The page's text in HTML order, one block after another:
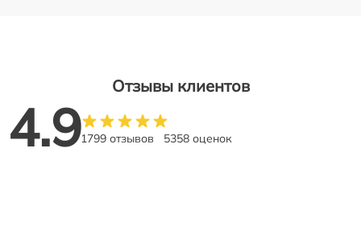
Отзывы клиентов
4.91799 отзывов 5358 оценок